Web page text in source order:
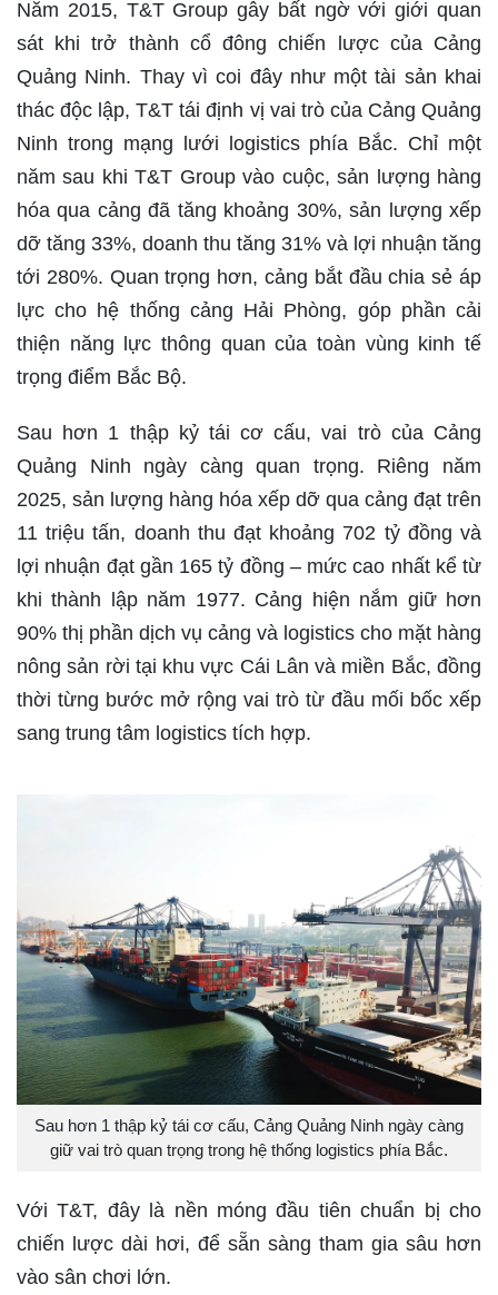
Năm 2015, T&T Group gây bất ngờ với giới quan
sát khi trở thành cổ đông chiến lược của Cảng
Quảng Ninh. Thay vì coi đây như một tài sản khai
thác độc lập, T&T tái định vị vai trò của Cảng Quảng
Ninh trong mạng lưới logistics phía Bắc. Chỉ một
năm sau khi T&T Group vào cuộc, sản lượng hàng
hóa qua cảng đã tăng khoảng 30%, sản lượng xếp
dỡ tăng 33%, doanh thu tăng 31% và lợi nhuận tăng
tới 280%. Quan trọng hơn, cảng bắt đầu chia sẻ áp
lực cho hệ thống cảng Hải Phòng, góp phần cải
thiện năng lực thông quan của toàn vùng kinh tế
trọng điểm Bắc Bộ.
Sau hơn 1 thập kỷ tái cơ cấu, vai trò của Cảng
Quảng Ninh ngày càng quan trọng. Riêng năm
2025, sản lượng hàng hóa xếp dỡ qua cảng đạt trên
11 triệu tấn, doanh thu đạt khoảng 702 tỷ đồng và
lợi nhuận đạt gần 165 tỷ đồng – mức cao nhất kể từ
khi thành lập năm 1977. Cảng hiện nắm giữ hơn
90% thị phần dịch vụ cảng và logistics cho mặt hàng
nông sản rời tại khu vực Cái Lân và miền Bắc, đồng
thời từng bước mở rộng vai trò từ đầu mối bốc xếp
sang trung tâm logistics tích hợp.
Sau hơn 1 thập kỷ tái cơ cấu, Cảng Quảng Ninh ngày càng
giữ vai trò quan trọng trong hệ thống logistics phía Bắc.
Với T&T, đây là nền móng đầu tiên chuẩn bị cho
chiến lược dài hơi, để sẵn sàng tham gia sâu hơn
vào sân chơi lớn.